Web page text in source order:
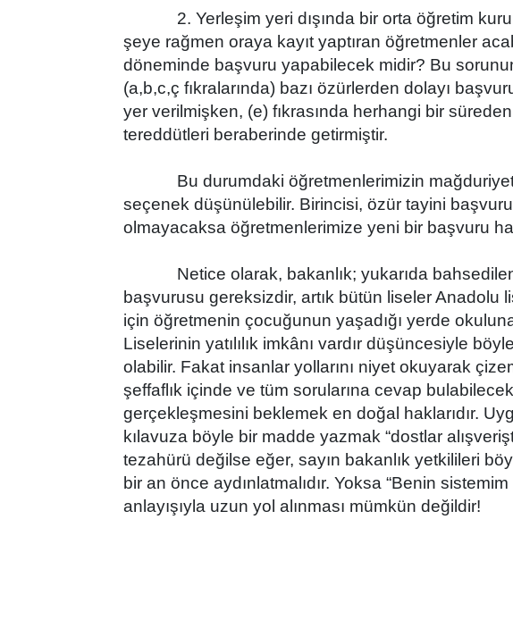
2. Yerleşim yeri dışında bir orta öğretim
şeye rağmen oraya kayıt yaptıran öğretmenler
döneminde başvuru yapabilecek midir? Bu
(a,b,c,ç fıkralarında) bazı özürlerden dolayı
yer verilmişken, (e) fıkrasında herhangi bir
tereddütleri beraberinde getirmiştir.
Bu durumdaki öğretmenlerimizin
seçenek düşünülebilir. Birincisi, özür tayini
olmayacaksa öğretmenlerimize yeni bir başvuru
Netice olarak, bakanlık; yukarıda bahsedilen
başvurusu gereksizdir, artık bütün liseler Anadolu
için öğretmenin çocuğunun yaşadığı yerde
Liselerinin yatılılık imkânı vardır düşüncesiyle
olabilir. Fakat insanlar yollarını niyet okuyarak
şeffaflık içinde ve tüm sorularına cevap
gerçekleşmesini beklemek en doğal haklarıdır.
kılavuza böyle bir madde yazmak “dostlar
tezahürü değilse eğer, sayın bakanlık yetkilileri
bir an önce aydınlatmalıdır. Yoksa “Benin
anlayışıyla uzun yol alınması mümkün değildir!